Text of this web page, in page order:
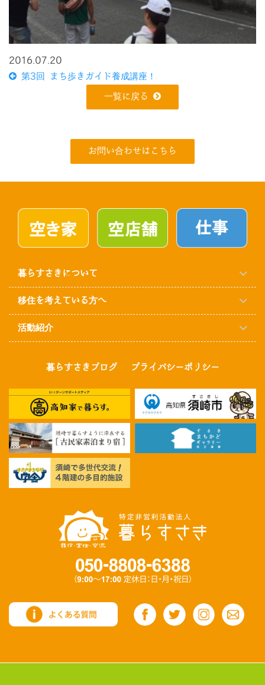
2016.07.20
第3回 まち歩きガイド養成講座！
一覧に戻る
お問い合わせはこちら
暮らすさきについて
移住を考えている方へ
活動紹介
暮らすさきブログ プライバシーポリシー